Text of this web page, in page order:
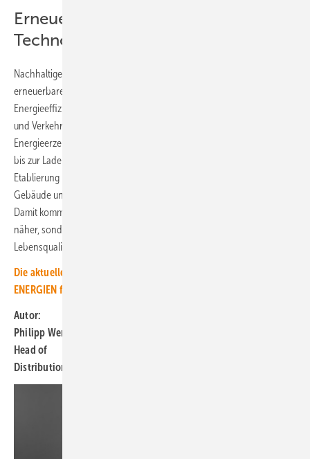
Erneuerbare Energien und innovative
Technologien vereinen
Nachhaltige Stadtquartiere können durch intelligente Konzepte
erneuerbare Energien und innovative Technologien für eine höhere
Energieeffizienz vereinen und dabei die Sektoren Wohnen, Gebäude
und Verkehr miteinander verknüpfen. Anbieter, die Lösungen von der
Energieerzeugung über Energiespeicherung und Energiemanagement
bis zur Ladeinfrastruktur im Portfolio haben, können Städte bei der
Etablierung nachhaltiger Gesamtsysteme, die die Sektoren Energie,
Gebäude und Verkehr einschließen, unterstützen.
Damit kommen Städte nicht nur ihren Klimazielen einen großen Schritt
näher, sondern bieten ihren Bewohnern auch eine deutlich höhere
Lebensqualität.
Die aktuelle Print-Ausgabe unseres Magazins ERNEUERBARE
ENERGIEN finden Sie hier.
Autor:
Philipp Wenzl,
Head of
Distribution DACH, Sungrow Europe